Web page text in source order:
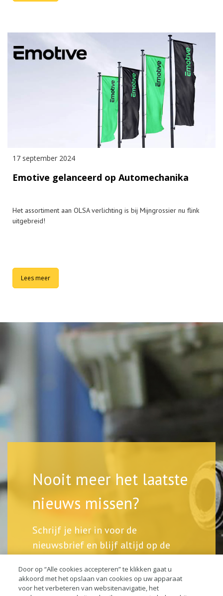
17 september 2024
Emotive gelanceerd op Automechanika
Het assortiment aan OLSA verlichting is bij Mijngrossier nu flink
uitgebreid!
Lees meer
Nooit meer het laatste
nieuws missen?
Schrijf je hier in voor de
nieuwsbrief en blijf altijd op de
Door op “Alle cookies accepteren” te klikken gaat u
akkoord met het opslaan van cookies op uw apparaat
voor het verbeteren van websitenavigatie, het